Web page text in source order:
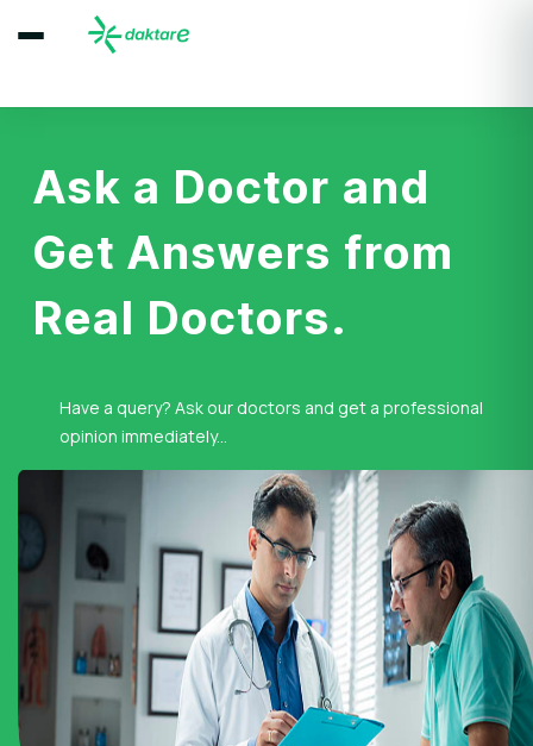
Ask a Doctor and
Get Answers from
Real Doctors.
Have a query? Ask our doctors and get a professional
opinion immediately...